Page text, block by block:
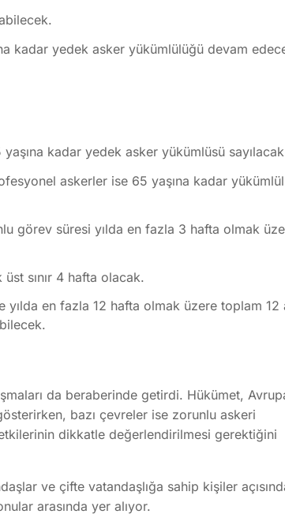
kadar yedek asker yükümlülüğü devam
kadar yedek asker yükümlüsü
askerler ise 65 yaşına kadar
görev süresi yılda en fazla 3 hafta olmak
sınır 4 hafta olacak.
en fazla 12 hafta olmak üzere toplam 12
da beraberinde getirdi. Hükümet,
bazı çevreler ise zorunlu askeri
dikkatle değerlendirilmesi gerektiğini
ve çifte vatandaşlığa sahip kişiler
arasında yer alıyor.